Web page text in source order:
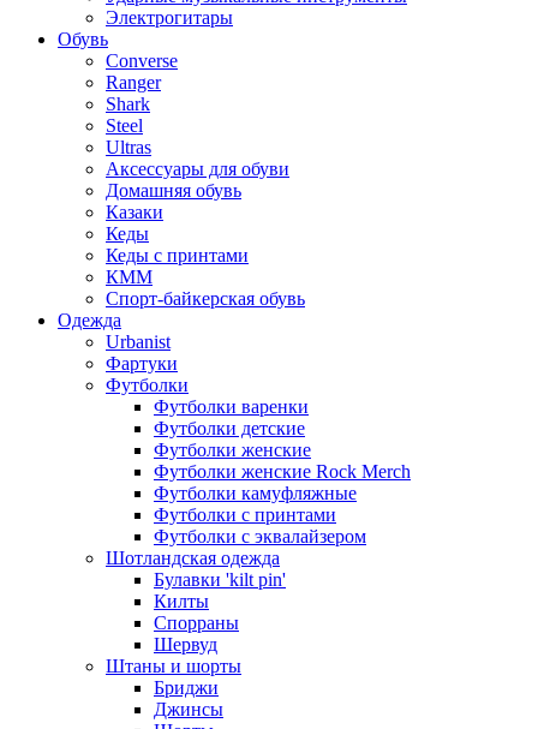
Электрогитары
Обувь
Converse
Ranger
Shark
Steel
Ultras
Аксессуары для обуви
Домашняя обувь
Казаки
Кеды
Кеды с принтами
КММ
Спорт-байкерская обувь
Одежда
Urbanist
Фартуки
Футболки
Футболки варенки
Футболки детские
Футболки женские
Футболки женские Rock Merch
Футболки камуфляжные
Футболки с принтами
Футболки с эквалайзером
Шотландская одежда
Булавки 'kilt pin'
Килты
Спорраны
Шервуд
Штаны и шорты
Бриджи
Джинсы